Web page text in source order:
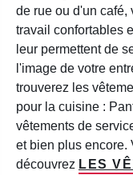
de rue ou d'un café,
travail confortables
leur permettent de
l'image de votre
trouverez les
pour la cuisine :
vêtements de
et bien plus encore.
découvrez LES